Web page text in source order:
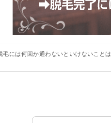
毛には何回か通わないといけないこと